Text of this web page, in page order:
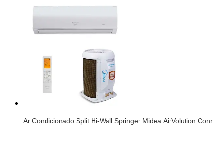
Ar Condicionado Split Hi-Wall Springer Midea AirVolution